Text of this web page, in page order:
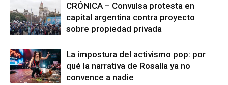
CRÓNICA – Convulsa protesta en
capital argentina contra proyecto
sobre propiedad privada
La impostura del activismo pop: por
qué la narrativa de Rosalía ya no
convence a nadie